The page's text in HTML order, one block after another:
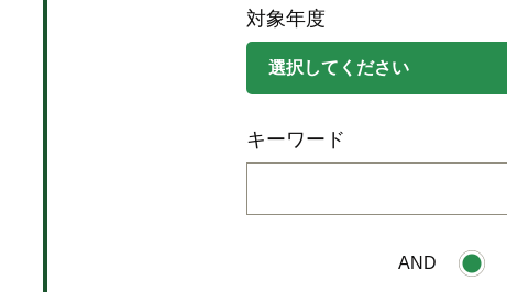
対象年度
キーワード
AND